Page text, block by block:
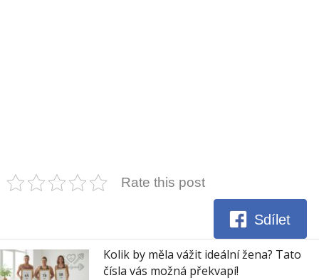
Rate this post
Sdílet
Kolik by měla vážit ideální žena? Tato
čísla vás možná překvapí!